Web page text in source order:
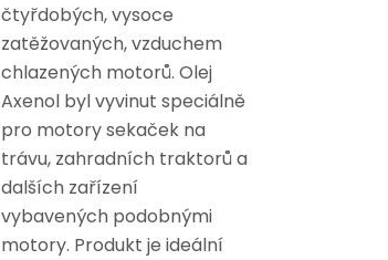
čtyřdobých, vysoce
zatěžovaných, vzduchem
chlazených motorů. Olej
Axenol byl vyvinut speciálně
pro motory sekaček na
trávu, zahradních traktorů a
dalších zařízení
vybavených podobnými
motory. Produkt je ideální